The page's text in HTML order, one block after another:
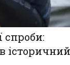
спроби:
історичний